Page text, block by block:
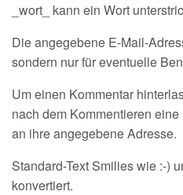
_wort_ kann ein Wort
Die angegebene E-Mail-
sondern nur für eventuelle
Um einen Kommentar
nach dem Kommentieren
an ihre angegebene Adresse.
Standard-Text Smilies wie :-)
konvertiert.